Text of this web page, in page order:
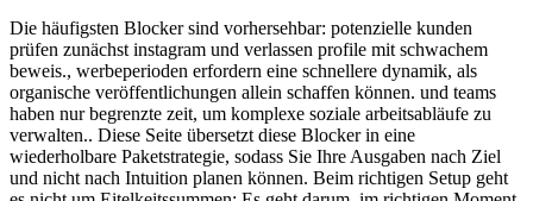
Die häufigsten Blocker sind vorhersehbar: potenzielle kunden
prüfen zunächst instagram und verlassen profile mit schwachem
beweis., werbeperioden erfordern eine schnellere dynamik, als
organische veröffentlichungen allein schaffen können. und teams
haben nur begrenzte zeit, um komplexe soziale arbeitsabläufe zu
verwalten.. Diese Seite übersetzt diese Blocker in eine
wiederholbare Paketstrategie, sodass Sie Ihre Ausgaben nach Ziel
und nicht nach Intuition planen können. Beim richtigen Setup geht